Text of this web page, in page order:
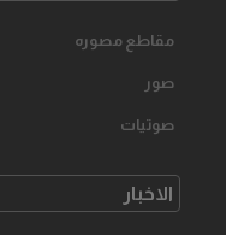
مقاطع مصوره
صور
صوتیات
الاخبار